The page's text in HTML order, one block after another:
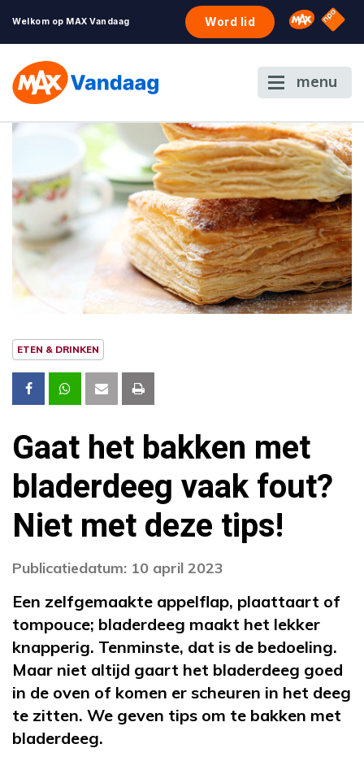
Welkom op MAX Vandaag Word lid Omroep
NPO
menu
ETEN & DRINKEN
Gaat het bakken met
bladerdeeg vaak fout?
Niet met deze tips!
Publicatiedatum: 10 april 2023
Een zelfgemaakte appelflap, plaattaart of
tompouce; bladerdeeg maakt het lekker
knapperig. Tenminste, dat is de bedoeling.
Maar niet altijd gaart het bladerdeeg goed
in de oven of komen er scheuren in het deeg
te zitten. We geven tips om te bakken met
bladerdeeg.